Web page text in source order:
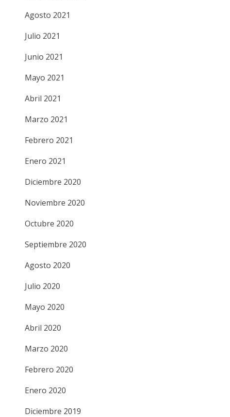
Agosto 2021
Julio 2021
Junio 2021
Mayo 2021
Abril 2021
Marzo 2021
Febrero 2021
Enero 2021
Diciembre 2020
Noviembre 2020
Octubre 2020
Septiembre 2020
Agosto 2020
Julio 2020
Mayo 2020
Abril 2020
Marzo 2020
Febrero 2020
Enero 2020
Diciembre 2019